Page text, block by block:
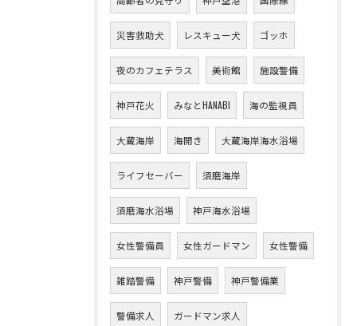
災害救助犬 レスキュー犬 ゴッホ
夜のカフェテラス 美術館 施設警備
神戸花火 みなとHANABI 海の監視員
大蔵海岸 海開き 大蔵海岸海水浴場
ライフセーバー 須磨海岸
須磨海水浴場 神戸海水浴場
女性警備員 女性ガードマン 女性警備
雑踏警備 神戸警備 神戸警備業
警備求人 ガードマン求人